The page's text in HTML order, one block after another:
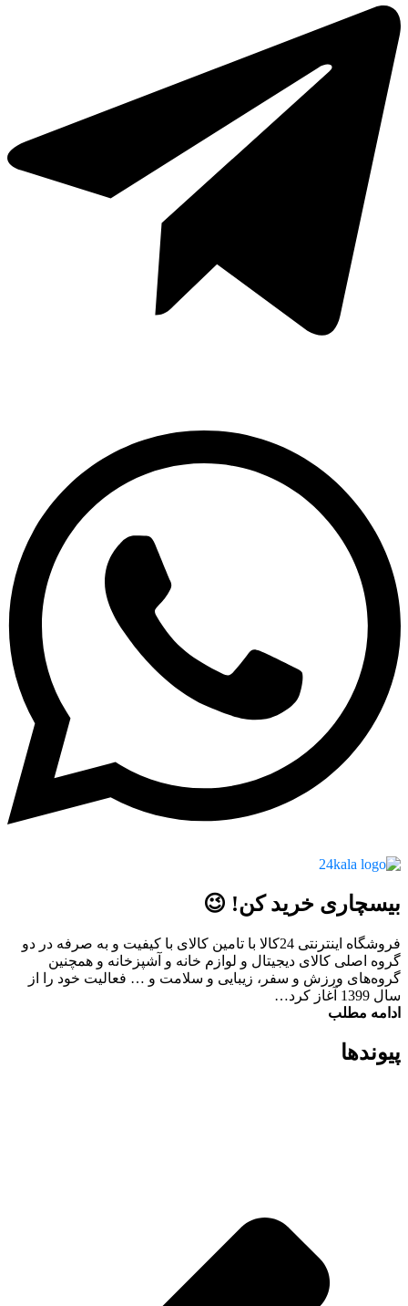
بیسچاری خرید کن! 😉
فروشگاه اینترنتی 24کالا با تامین کالای با کیفیت و به صرفه در دو
گروه اصلی کالای دیجیتال و لوازم خانه و آشپزخانه و همچنین
گروه‌های ورزش و سفر، زیبایی و سلامت و … فعالیت خود را از
سال 1399 آغاز کرد…
ادامه مطلب
پیوند‌ها